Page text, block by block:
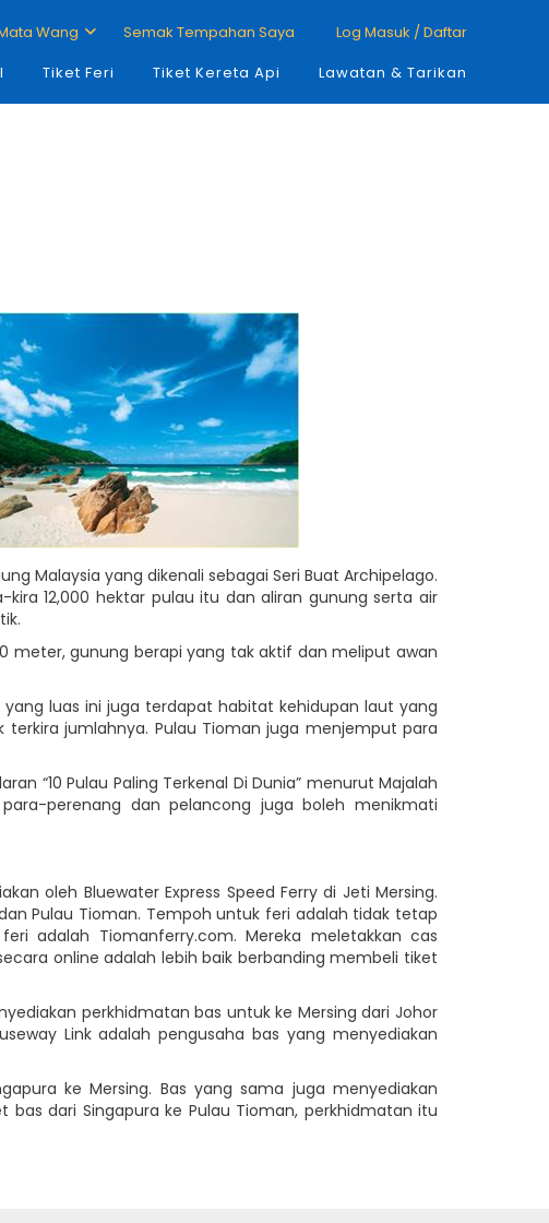
Wang Semak Tempahan Saya
Log Masuk / Daftar
Tiket Feri Tiket Kereta Api Lawatan & Tarikan
Malaysia yang dikenali sebagai Seri Buat Archipelago.
12,000 hektar pulau itu dan aliran gunung serta air
meter, gunung berapi yang tak aktif dan meliput awan
luas ini juga terdapat habitat kehidupan laut yang
jumlahnya. Pulau Tioman juga menjemput para
“10 Pulau Paling Terkenal Di Dunia” menurut Majalah
perenang dan pelancong juga boleh menikmati
oleh Bluewater Express Speed Ferry di Jeti Mersing.
Pulau Tioman. Tempoh untuk feri adalah tidak tetap
adalah Tiomanferry.com. Mereka meletakkan cas
online adalah lebih baik berbanding membeli tiket
perkhidmatan bas untuk ke Mersing dari Johor
Link adalah pengusaha bas yang menyediakan
ke Mersing. Bas yang sama juga menyediakan
dari Singapura ke Pulau Tioman, perkhidmatan itu